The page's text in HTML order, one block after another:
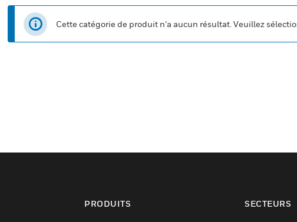
Cette catégorie de produit n’a aucun résultat. Veuillez
PRODUITS SECTEURS